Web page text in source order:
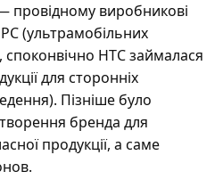
виробникові
(ультрамобільних
HTC займалася
для сторонніх
Пізніше було
бренда для
продукції, а саме